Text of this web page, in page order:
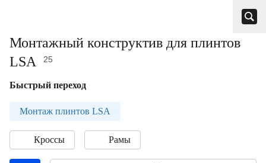
Монтажный конструктив для плинтов
LSA
25
Быстрый переход
Монтаж плинтов LSA
Кроссы Рамы